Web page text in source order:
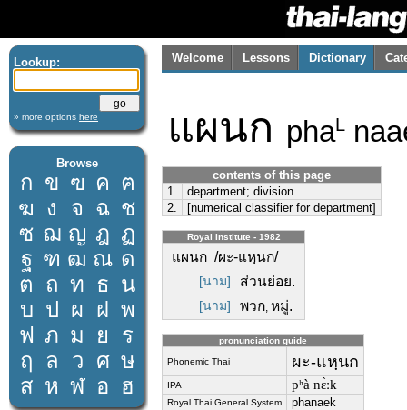
Lookup:
» more options here
Browse
ก ข ฃ ค ฅ
ฆ ง จ ฉ ช
ซ ฌ ญ ฎ ฏ
ฐ ฑ ฒ ณ ด
ต ถ ท ธ น
บ ป ผ ฝ พ
ฟ ภ ม ย
ร
ฤ
ล ว ศ ษ
ส ห ฬ อ ฮ
Welcome Lessons Dictionary
แผนก phaL
contents of this page
1.
department; division
2.
[numerical classifier for department]
Royal Institute - 1982
แผนก /ผะ-แหฺนก/
[นาม] ส่วนย่อย.
[นาม] พวก, หมู่.
pronunciation guide
Phonemic Thai ผะ-แหฺนก
IPA pʰà nɛ̀ːk
Royal Thai General System phanaek